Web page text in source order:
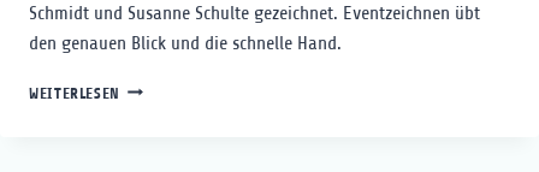
Schmidt und Susanne Schulte gezeichnet. Eventzeichnen übt
den genauen Blick und die schnelle Hand.
WEITERLESEN ARCHEHOFTIERE